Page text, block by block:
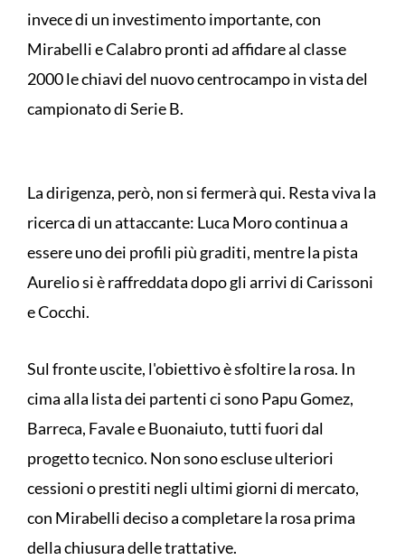
invece di un investimento importante, con
Mirabelli e Calabro pronti ad affidare al classe
2000 le chiavi del nuovo centrocampo in vista del
campionato di Serie B.
La dirigenza, però, non si fermerà qui. Resta viva la
ricerca di un attaccante: Luca Moro continua a
essere uno dei profili più graditi, mentre la pista
Aurelio si è raffreddata dopo gli arrivi di Carissoni
e Cocchi.
Sul fronte uscite, l'obiettivo è sfoltire la rosa. In
cima alla lista dei partenti ci sono Papu Gomez,
Barreca, Favale e Buonaiuto, tutti fuori dal
progetto tecnico. Non sono escluse ulteriori
cessioni o prestiti negli ultimi giorni di mercato,
con Mirabelli deciso a completare la rosa prima
della chiusura delle trattative.